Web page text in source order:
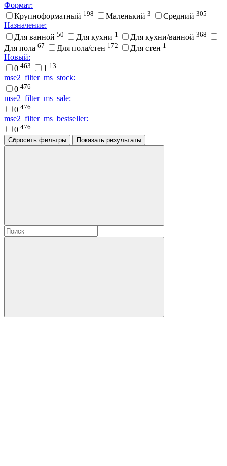
Формат:
Крупноформатный 198 Маленький 3 Средний 305
Назначение:
Для ванной 50 Для кухни 1 Для кухни/ванной 368
Для пола 67 Для пола/стен 172 Для стен 1
Новый:
0 463 1 13
mse2_filter_ms_stock:
0 476
mse2_filter_ms_sale:
0 476
mse2_filter_ms_bestseller:
0 476
Сбросить фильтры
Показать результаты